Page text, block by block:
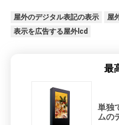
屋外のデジタル表記の表示
屋
表示を広告する屋外lcd
最
単独
ムの